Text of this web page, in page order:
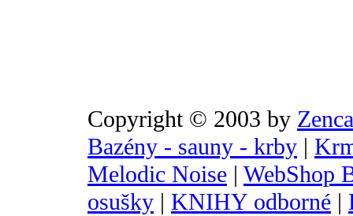
Copyright © 2003 by
Bazény - sauny - krby |
Melodic Noise | WebShop
osušky | KNIHY odborné |